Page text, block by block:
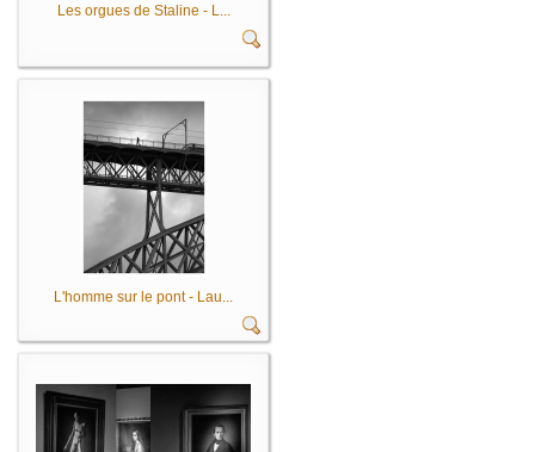
Les orgues de Staline - L...
L'homme sur le pont - Lau...